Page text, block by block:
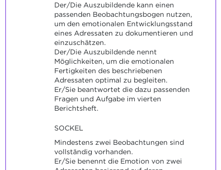
Der/Die Auszubildende kann einen
passenden Beobachtungsbogen nutzen,
um den emotionalen Entwicklungsstand
eines Adressaten zu dokumentieren und
einzuschätzen.
Der/Die Auszubildende nennt
Möglichkeiten, um die emotionalen
Fertigkeiten des beschriebenen
Adressaten optimal zu begleiten.
Er/Sie beantwortet die dazu passenden
Fragen und Aufgabe im vierten
Berichtsheft.
SOCKEL
Mindestens zwei Beobachtungen sind
vollständig vorhanden.
Er/Sie benennt die Emotion von zwei